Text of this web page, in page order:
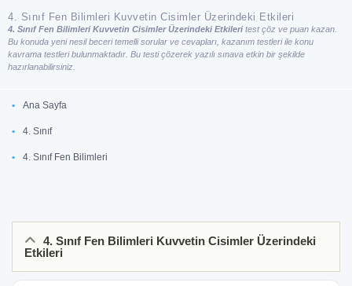
4. Sınıf Fen Bilimleri Kuvvetin Cisimler Üzerindeki Etkileri
4. Sınıf Fen Bilimleri Kuvvetin Cisimler Üzerindeki Etkileri test çöz ve puan kazan.
Bu konuda yeni nesil beceri temelli sorular ve cevapları, kazanım testleri ile konu
kavrama testleri bulunmaktadır. Bu testi çözerek yazılı sınava etkin bir şekilde
hazırlanabilirsiniz.
Ana Sayfa
4. Sınıf
4. Sınıf Fen Bilimleri
4. Sınıf Fen Bilimleri Kuvvetin Cisimler Üzerindeki
Etkileri